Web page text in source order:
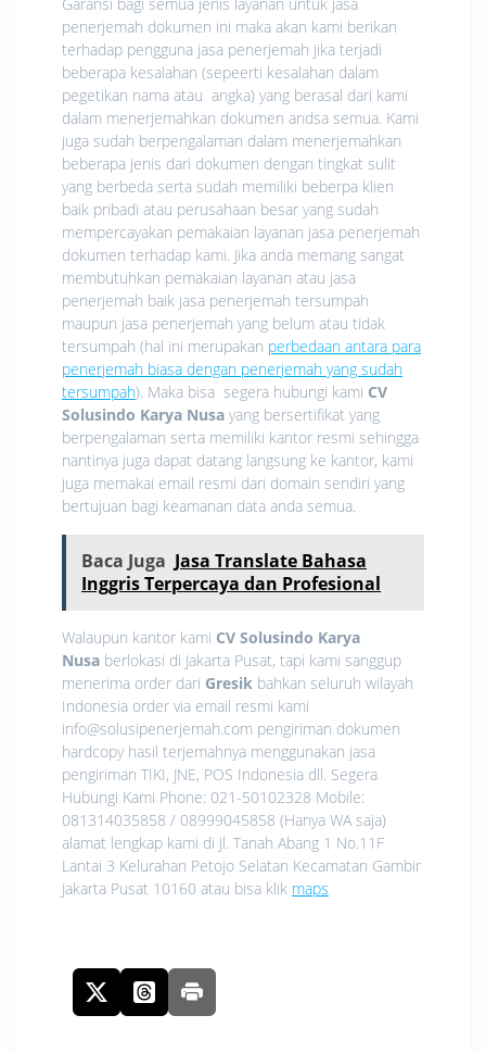
penerjemah dokumen ini maka akan kami berikan
terhadap pengguna jasa penerjemah jika terjadi
beberapa kesalahan (sepeerti kesalahan dalam
pegetikan nama atau angka) yang berasal dari kami
dalam menerjemahkan dokumen andsa semua. Kami
juga sudah berpengalaman dalam menerjemahkan
beberapa jenis dari dokumen dengan tingkat sulit
yang berbeda serta sudah memiliki beberpa klien
baik pribadi atau perusahaan besar yang sudah
mempercayakan pemakaian layanan jasa penerjemah
dokumen terhadap kami. Jika anda memang sangat
membutuhkan pemakaian layanan atau jasa
penerjemah baik jasa penerjemah tersumpah
maupun jasa penerjemah yang belum atau tidak
tersumpah (hal ini merupakan perbedaan antara para
penerjemah biasa dengan penerjemah yang sudah
tersumpah). Maka bisa segera hubungi kami CV
Solusindo Karya Nusa yang bersertifikat yang
berpengalaman serta memiliki kantor resmi sehingga
nantinya juga dapat datang langsung ke kantor, kami
juga memakai email resmi dari domain sendiri yang
bertujuan bagi keamanan data anda semua.
Baca Juga Jasa Translate Bahasa
Inggris Terpercaya dan Profesional
Walaupun kantor kami CV Solusindo Karya
Nusa berlokasi di Jakarta Pusat, tapi kami sanggup
menerima order dari Gresik bahkan seluruh wilayah
Indonesia order via email resmi kami
info@solusipenerjemah.com pengiriman dokumen
hardcopy hasil terjemahnya menggunakan jasa
pengiriman TIKI, JNE, POS Indonesia dll. Segera
Hubungi Kami Phone: 021-50102328 Mobile:
081314035858 / 08999045858 (Hanya WA saja)
alamat lengkap kami di Jl. Tanah Abang 1 No.11F
Lantai 3 Kelurahan Petojo Selatan Kecamatan Gambir
Jakarta Pusat 10160 atau bisa klik maps